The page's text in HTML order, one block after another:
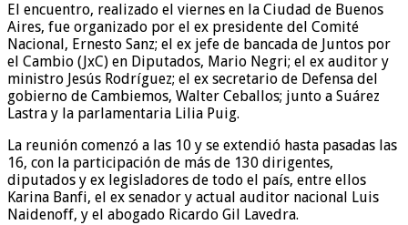
El encuentro, realizado el viernes en la Ciudad de Buenos
Aires, fue organizado por el ex presidente del Comité
Nacional, Ernesto Sanz; el ex jefe de bancada de Juntos por
el Cambio (JxC) en Diputados, Mario Negri; el ex auditor y
ministro Jesús Rodríguez; el ex secretario de Defensa del
gobierno de Cambiemos, Walter Ceballos; junto a Suárez
Lastra y la parlamentaria Lilia Puig.
La reunión comenzó a las 10 y se extendió hasta pasadas las
16, con la participación de más de 130 dirigentes,
diputados y ex legisladores de todo el país, entre ellos
Karina Banfi, el ex senador y actual auditor nacional Luis
Naidenoff, y el abogado Ricardo Gil Lavedra.